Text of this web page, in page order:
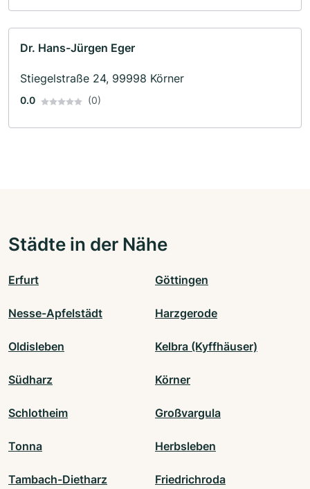
Dr. Hans-Jürgen Eger
Stiegelstraße 24, 99998 Körner
0.0 (0)
Städte in der Nähe
Erfurt Göttingen
Nesse-Apfelstädt Harzgerode
Oldisleben Kelbra (Kyffhäuser)
Südharz Körner
Schlotheim Großvargula
Tonna Herbsleben
Tambach-Dietharz Friedrichroda